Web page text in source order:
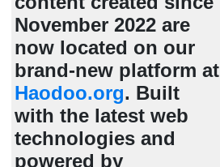
November 2022 are
now located on our
brand-new platform at
Haodoo.org. Built
with the latest web
technologies and
powered by